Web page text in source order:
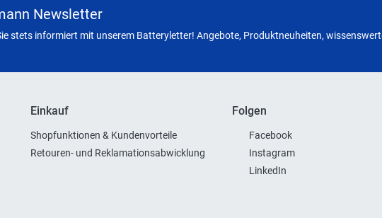
Newsletter
stets informiert mit unserem Batteryletter! Angebote, Produktneuheiten,
Einkauf
Shopfunktionen & Kundenvorteile
Retouren- und Reklamationsabwicklung
Folgen
Facebook
Instagram
LinkedIn